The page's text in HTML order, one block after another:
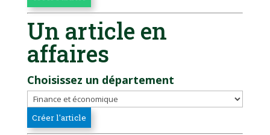
Un article en
affaires
Choisissez un département